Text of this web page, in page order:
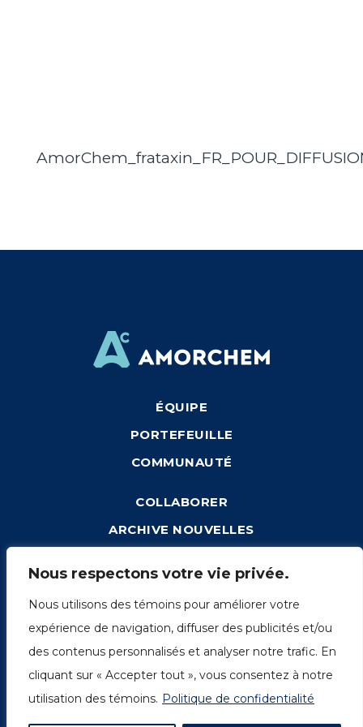
Nous respectons votre vie privée.
Nous utilisons des témoins pour améliorer votre
expérience de navigation, diffuser des publicités et/ou
des contenus personnalisés et analyser notre trafic. En
cliquant sur « Accepter tout », vous consentez à notre
utilisation des témoins. Politique de confidentialité
ÉQUIPE
PORTEFEUILLE
COMMUNAUTÉ
COLLABORER
ARCHIVE NOUVELLES
Montréal (Québec) H3H 2A1
info@amorchem.com